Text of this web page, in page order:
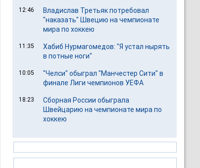
12:46
Владислав Третьяк потребовал
"наказать" Швецию на чемпионате
мира по хоккею
11:35
Хабиб Нурмагомедов: "Я устал нырять
в потные ноги"
10:05
"Челси" обыграл "Манчестер Сити" в
финале Лиги чемпионов УЕФА
18:23
Сборная России обыграла
Швейцарию на чемпионате мира по
хоккею